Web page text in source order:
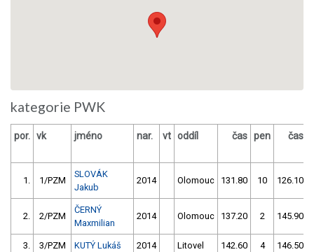
kategorie PWK
por. vk jméno nar. vt oddíl čas pen čas
1. 1/PZM
SLOVÁK
Jakub
2014 Olomouc 131.80 10 126.10
2. 2/PZM
ČERNÝ
Maxmilian
2014 Olomouc 137.20 2 145.90
3. 3/PZM KUTÝ Lukáš 2014 Litovel 142.60 4 146.50